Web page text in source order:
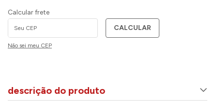
Calcular frete
CALCULAR
Não sei meu CEP
descrição do produto